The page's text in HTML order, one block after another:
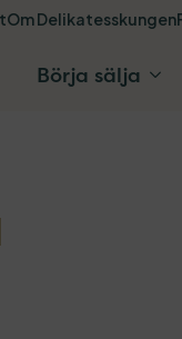
Om Delikatesskungen
Börja sälja